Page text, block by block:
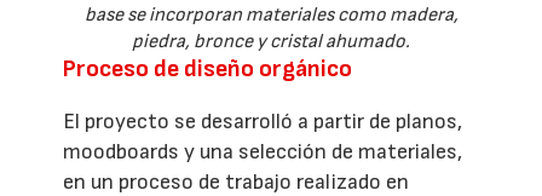
base se incorporan materiales como madera,
piedra, bronce y cristal ahumado.
Proceso de diseño orgánico
El proyecto se desarrolló a partir de planos,
moodboards y una selección de materiales,
en un proceso de trabajo realizado en